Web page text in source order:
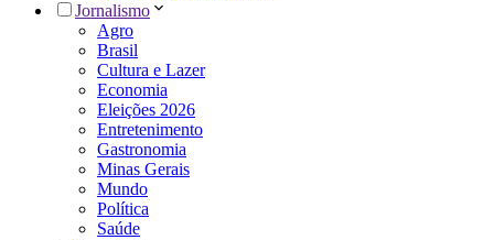
Jornalismo
Agro
Brasil
Cultura e Lazer
Economia
Eleições 2026
Entretenimento
Gastronomia
Minas Gerais
Mundo
Política
Saúde